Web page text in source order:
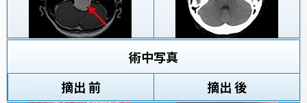
術中写真
摘出 前
摘出 後